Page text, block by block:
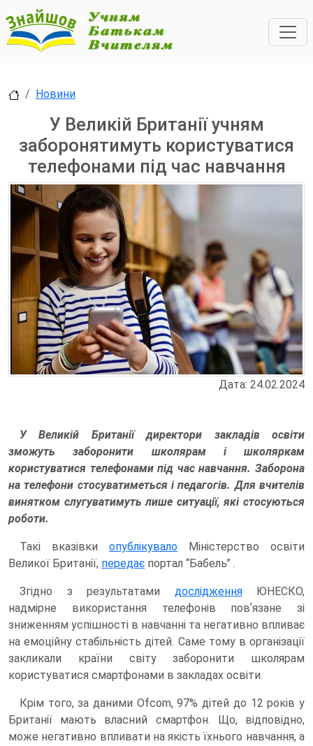
Новини
У Великій Британії учням
заборонятимуть користуватися
телефонами під час навчання
Дата: 24.02.2024
У Великій Британії директори закладів освіти
зможуть заборонити школярам і школяркам
користуватися телефонами під час навчання. Заборона
на телефони стосуватиметься і педагогів. Для вчителів
винятком слугуватимуть лише ситуації, які стосуються
роботи.
Такі вказівки опублікувало Міністерство освіти
Великої Британії, передає портал “Бабель” .
Згідно з результатами дослідженняЮНЕСКО,
надмірне використання телефонів повʼязане зі
зниженням успішності в навчанні та негативно впливає
на емоційну стабільність дітей. Саме тому в організації
закликали країни світу заборонити школярам
користуватися смартфонами в закладах освіти.
Крім того, за даними Ofcom, 97% дітей до 12 років у
Британії мають власний смартфон. Що, відповідно,
може негативно впливати на якість їхнього навчання, а